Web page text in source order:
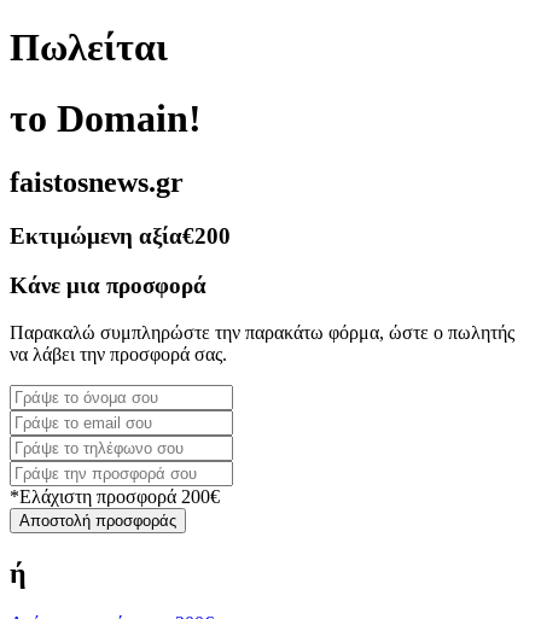
Πωλείται
το Domain!
faistosnews.gr
Εκτιμώμενη αξία€200
Κάνε μια προσφορά
Παρακαλώ συμπληρώστε την παρακάτω φόρμα, ώστε ο πωλητής
να λάβει την προσφορά σας.
*Ελάχιστη προσφορά 200€
Αποστολή προσφοράς
ή